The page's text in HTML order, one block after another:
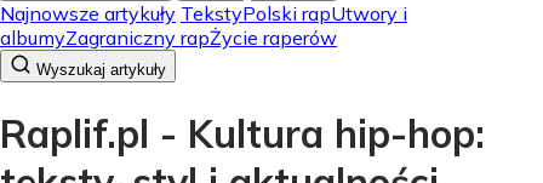
Najnowsze artykuły TekstyPolski rapUtwory i
albumyZagraniczny rapŻycie raperów
Wyszukaj artykuły
Raplif.pl - Kultura hip-hop: